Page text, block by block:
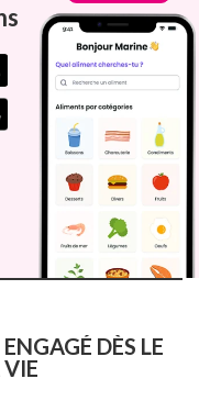
DÈS LE
VIE